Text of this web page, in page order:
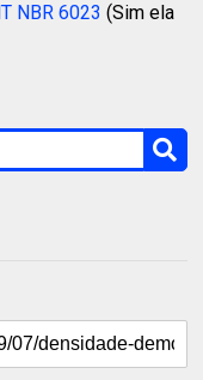
NBR 6023 (Sim ela